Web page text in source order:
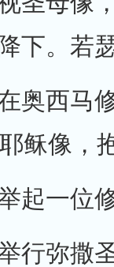
下。若
西马修
稣像，
起一位
弥撒圣